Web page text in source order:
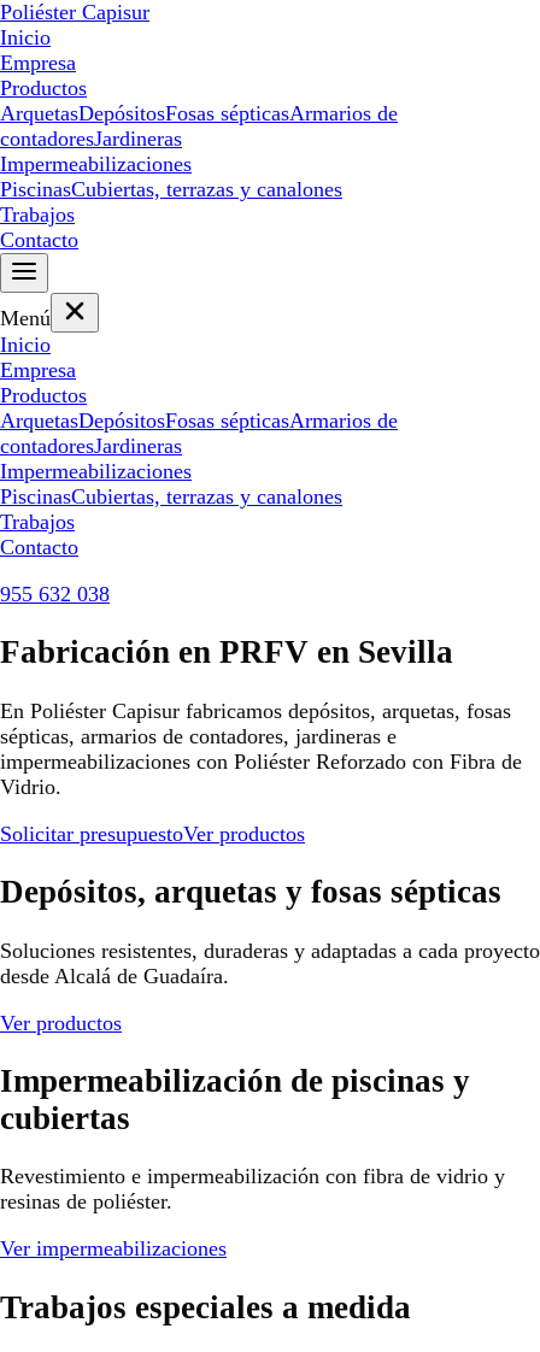
Poliéster Capisur
Inicio
Empresa
Productos
ArquetasDepósitosFosas sépticasArmarios de
contadoresJardineras
Impermeabilizaciones
PiscinasCubiertas, terrazas y canalones
Trabajos
Contacto
Menú
Inicio
Empresa
Productos
ArquetasDepósitosFosas sépticasArmarios de
contadoresJardineras
Impermeabilizaciones
PiscinasCubiertas, terrazas y canalones
Trabajos
Contacto
955 632 038
Fabricación en PRFV en Sevilla
En Poliéster Capisur fabricamos depósitos, arquetas, fosas
sépticas, armarios de contadores, jardineras e
impermeabilizaciones con Poliéster Reforzado con Fibra de
Vidrio.
Solicitar presupuestoVer productos
Depósitos, arquetas y fosas sépticas
Soluciones resistentes, duraderas y adaptadas a cada proyecto
desde Alcalá de Guadaíra.
Ver productos
Impermeabilización de piscinas y
cubiertas
Revestimiento e impermeabilización con fibra de vidrio y
resinas de poliéster.
Ver impermeabilizaciones
Trabajos especiales a medida